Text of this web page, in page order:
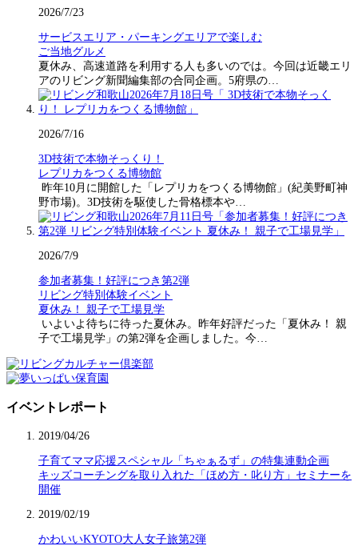
2026/7/23
サービスエリア・パーキングエリアで楽しむ
ご当地グルメ
夏休み、高速道路を利用する人も多いのでは。今回は近畿エリ
アのリビング新聞編集部の合同企画。5府県の…
2026/7/16
3D技術で本物そっくり！
レプリカをつくる博物館
昨年10月に開館した「レプリカをつくる博物館」(紀美野町神
野市場)。3D技術を駆使した骨格標本や…
2026/7/9
参加者募集！好評につき第2弾
リビング特別体験イベント
夏休み！ 親子で工場見学
いよいよ待ちに待った夏休み。昨年好評だった「夏休み！ 親
子で工場見学」の第2弾を企画しました。今…
イベントレポート
2019/04/26
子育てママ応援スペシャル「ちゃぁるず」の特集連動企画
キッズコーチングを取り入れた「ほめ方・叱り方」セミナーを
開催
2019/02/19
かわいいKYOTO大人女子旅第2弾